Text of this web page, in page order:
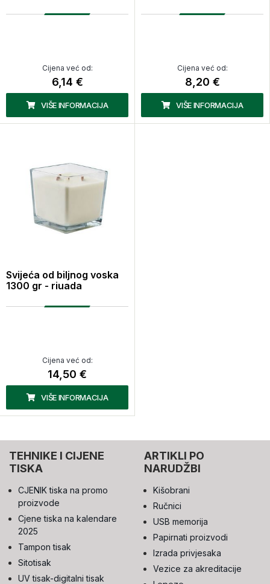
Cijena već od:
6,14 €
VIŠE INFORMACIJA
Cijena već od:
8,20 €
VIŠE INFORMACIJA
Svijeća od biljnog voska
1300 gr - riuada
Cijena već od:
14,50 €
VIŠE INFORMACIJA
TEHNIKE I CIJENE
TISKA
CJENIK tiska na promo
proizvode
Cjene tiska na kalendare
2025
Tampon tisak
Sitotisak
UV tisak-digitalni tisak
ARTIKLI PO
NARUDŽBI
Kišobrani
Ručnici
USB memorija
Papirnati proizvodi
Izrada privjesaka
Vezice za akreditacije